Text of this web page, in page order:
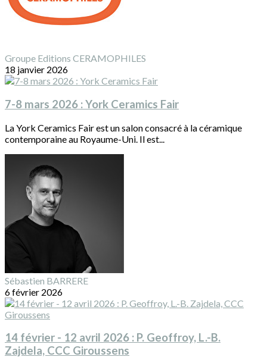
Groupe Editions CERAMOPHILES
18 janvier 2026
7-8 mars 2026 : York Ceramics Fair
La York Ceramics Fair est un salon consacré à la céramique
contemporaine au Royaume-Uni. Il est...
Sébastien BARRERE
6 février 2026
14 février - 12 avril 2026 : P. Geoffroy, L.-B.
Zajdela, CCC Giroussens